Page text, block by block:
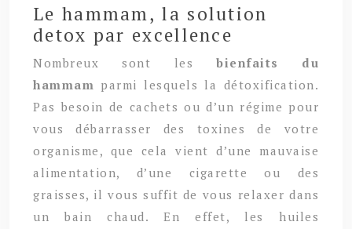
Le hammam, la solution
detox par excellence
Nombreux sont lesbienfaits du
hammam parmi lesquels la détoxification.
Pas besoin de cachets ou d’un régime pour
vous débarrasser des toxines de votre
organisme, que cela vient d’une mauvaise
alimentation, d’une cigarette ou des
graisses, il vous suffit de vous relaxer dans
un bain chaud. En effet, les huiles